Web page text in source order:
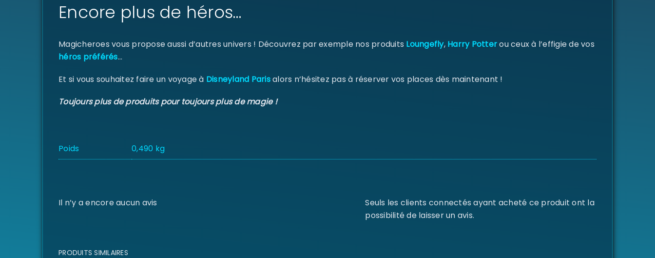
Encore plus de héros…
Magicheroes vous propose aussi d’autres univers ! Découvrez par exemple nos produits Loungefly,Harry Potterou ceux à l’effigie de vos
héros préférés…
Et si vous souhaitez faire un voyage à Disneyland Parisalors n’hésitez pas à réserver vos places dès maintenant !
Toujours plus de produits pour toujours plus de magie !
Poids 0,490 kg
Il n’y a encore aucun avis
Seuls les clients connectés ayant acheté ce produit ont la
possibilité de laisser un avis.
PRODUITS SIMILAIRES